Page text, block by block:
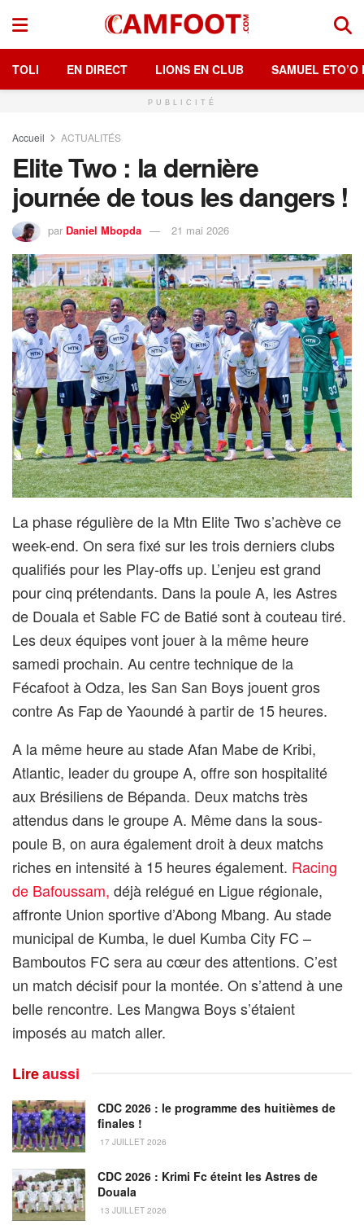
TOLI EN DIRECT LIONS EN CLUB SAMUEL ETO’O
PUBLICITÉ
Accueil ACTUALITÉS
Elite Two : la dernière
journée de tous les dangers !
par Daniel Mbopda 21 mai 2026
La phase régulière de la Mtn Elite Two s’achève ce
week-end. On sera fixé sur les trois derniers clubs
qualifiés pour les Play-offs up. L’enjeu est grand
pour cinq prétendants. Dans la poule A, les Astres
de Douala et Sable FC de Batié sont à couteau tiré.
Les deux équipes vont jouer à la même heure
samedi prochain. Au centre technique de la
Fécafoot à Odza, les San San Boys jouent gros
contre As Fap de Yaoundé à partir de 15 heures.
A la même heure au stade Afan Mabe de Kribi,
Atlantic, leader du groupe A, offre son hospitalité
aux Brésiliens de Bépanda. Deux matchs très
attendus dans le groupe A. Même dans la sous-
poule B, on aura également droit à deux matchs
riches en intensité à 15 heures également. Racing
de Bafoussam, déjà relégué en Ligue régionale,
affronte Union sportive d’Abong Mbang. Au stade
municipal de Kumba, le duel Kumba City FC –
Bamboutos FC sera au cœur des attentions. C’est
un match décisif pour la montée. On s’attend à une
belle rencontre. Les Mangwa Boys s’étaient
imposés au match aller.
Lireaussi
CDC 2026 : le programme des huitièmes de
finales !
17 JUILLET 2026
CDC 2026 : Krimi Fc éteint les Astres de
Douala
13 JUILLET 2026